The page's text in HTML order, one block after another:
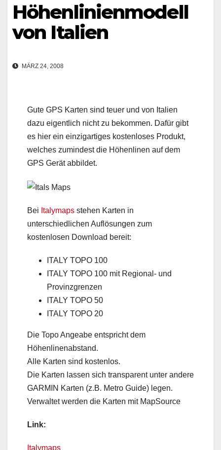
Höhenlinienmodell
von Italien
MÄRZ 24, 2008
Gute GPS Karten sind teuer und von Italien
dazu eigentlich nicht zu bekommen. Dafür gibt
es hier ein einzigartiges kostenloses Produkt,
welches zumindest die Höhenlinen auf dem
GPS Gerät abbildet.
Bei Italymaps stehen Karten in
unterschiedlichen Auflösungen zum
kostenlosen Download bereit:
ITALY TOPO 100
ITALY TOPO 100 mit Regional- und
Provinzgrenzen
ITALY TOPO 50
ITALY TOPO 20
Die Topo Angeabe entspricht dem
Höhenlinenabstand.
Alle Karten sind kostenlos.
Die Karten lassen sich transparent unter andere
GARMIN Karten (z.B. Metro Guide) legen.
Verwaltet werden die Karten mit MapSource
Link:
Italymaps